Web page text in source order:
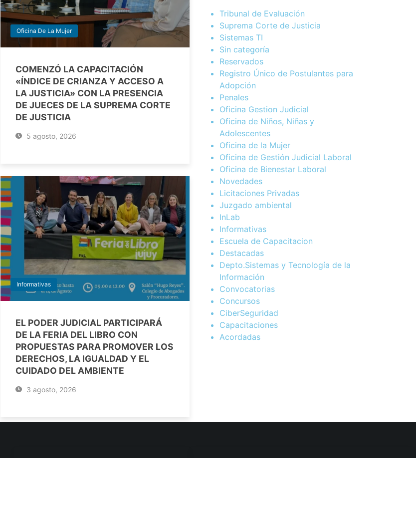
Oficina De La Mujer
COMENZÓ LA CAPACITACIÓN
«ÍNDICE DE CRIANZA Y ACCESO A
LA JUSTICIA» CON LA PRESENCIA
DE JUECES DE LA SUPREMA CORTE
DE JUSTICIA
5 agosto, 2026
Informativas
EL PODER JUDICIAL PARTICIPARÁ
DE LA FERIA DEL LIBRO CON
PROPUESTAS PARA PROMOVER LOS
DERECHOS, LA IGUALDAD Y EL
CUIDADO DEL AMBIENTE
3 agosto, 2026
Tribunal de Evaluación
Suprema Corte de Justicia
Sistemas TI
Sin categoría
Reservados
Registro Único de Postulantes para
Adopción
Penales
Oficina Gestion Judicial
Oficina de Niños, Niñas y
Adolescentes
Oficina de la Mujer
Oficina de Gestión Judicial Laboral
Oficina de Bienestar Laboral
Novedades
Licitaciones Privadas
Juzgado ambiental
InLab
Informativas
Escuela de Capacitacion
Destacadas
Depto.Sistemas y Tecnología de la
Información
Convocatorias
Concursos
CiberSeguridad
Capacitaciones
Acordadas